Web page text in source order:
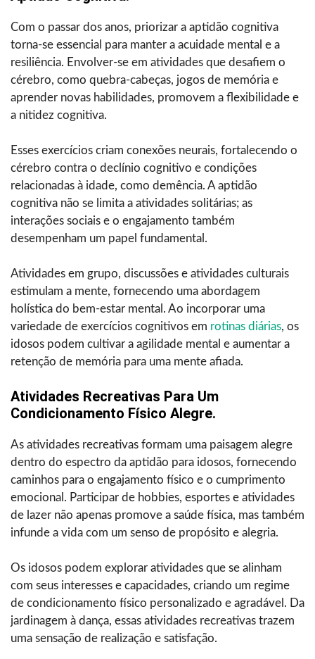
Com o passar dos anos, priorizar a aptidão cognitiva
torna-se essencial para manter a acuidade mental e a
resiliência. Envolver-se em atividades que desafiem o
cérebro, como quebra-cabeças, jogos de memória e
aprender novas habilidades, promovem a flexibilidade e
a nitidez cognitiva.
Esses exercícios criam conexões neurais, fortalecendo o
cérebro contra o declínio cognitivo e condições
relacionadas à idade, como demência. A aptidão
cognitiva não se limita a atividades solitárias; as
interações sociais e o engajamento também
desempenham um papel fundamental.
Atividades em grupo, discussões e atividades culturais
estimulam a mente, fornecendo uma abordagem
holística do bem-estar mental. Ao incorporar uma
variedade de exercícios cognitivos em rotinas diárias, os
idosos podem cultivar a agilidade mental e aumentar a
retenção de memória para uma mente afiada.
Atividades Recreativas Para Um
Condicionamento Físico Alegre.
As atividades recreativas formam uma paisagem alegre
dentro do espectro da aptidão para idosos, fornecendo
caminhos para o engajamento físico e o cumprimento
emocional. Participar de hobbies, esportes e atividades
de lazer não apenas promove a saúde física, mas também
infunde a vida com um senso de propósito e alegria.
Os idosos podem explorar atividades que se alinham
com seus interesses e capacidades, criando um regime
de condicionamento físico personalizado e agradável. Da
jardinagem à dança, essas atividades recreativas trazem
uma sensação de realização e satisfação.